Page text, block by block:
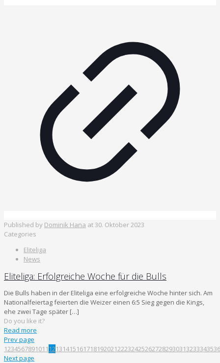
Published by Dominik Hana at30. Oktober 2023
Categories
Eliteliga
News
Eliteliga: Erfolgreiche Woche für die Bulls
Die Bulls haben in der Eliteliga eine erfolgreiche Woche hinter sich. Am
Nationalfeiertag feierten die Weizer einen 6:5 Sieg gegen die Kings,
ehe zwei Tage später […]
Do you like it?
Read more
Prev page
123456789101112131415161718192021222324252627282930313233343536
Next page